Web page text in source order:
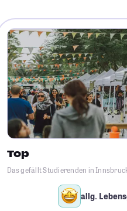
Top
Das gefällt Studierenden in
allg.